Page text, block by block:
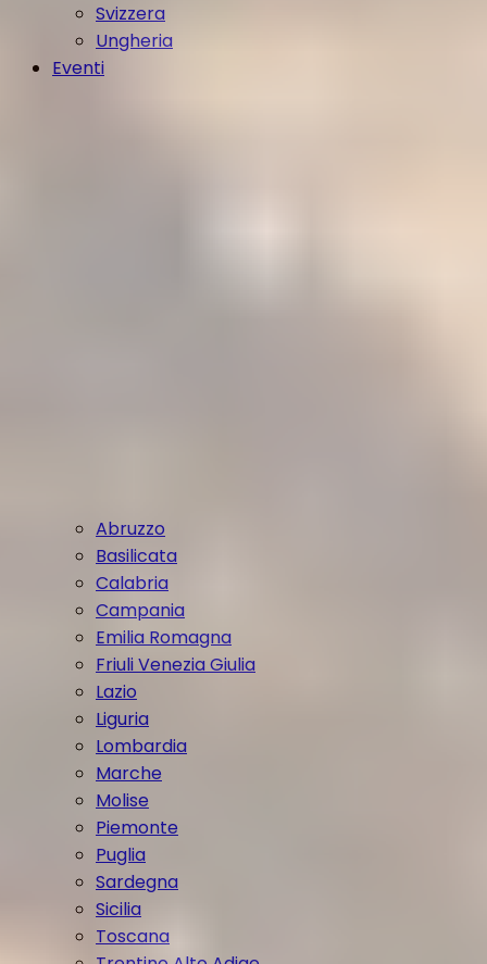
Svizzera
Ungheria
Eventi
Abruzzo
Basilicata
Calabria
Campania
Emilia Romagna
Friuli Venezia Giulia
Lazio
Liguria
Lombardia
Marche
Molise
Piemonte
Puglia
Sardegna
Sicilia
Toscana